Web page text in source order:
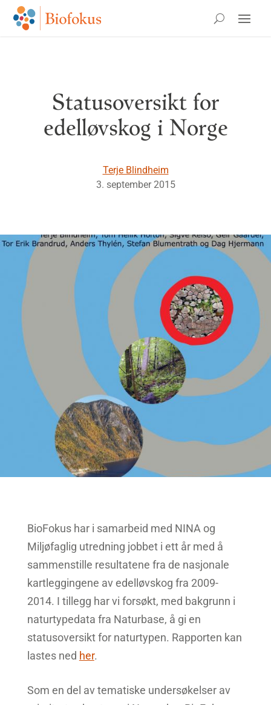
Statusoversikt for
edelløvskog i Norge
Terje Blindheim
3. september 2015
BioFokus har i samarbeid med NINA og
Miljøfaglig utredning jobbet i ett år med å
sammenstille resultatene fra de nasjonale
kartleggingene av edelløvskog fra 2009-
2014. I tillegg har vi forsøkt, med bakgrunn i
naturtypedata fra Naturbase, å gi en
statusoversikt for naturtypen. Rapporten kan
lastes ned her.
Som en del av tematiske undersøkelser av